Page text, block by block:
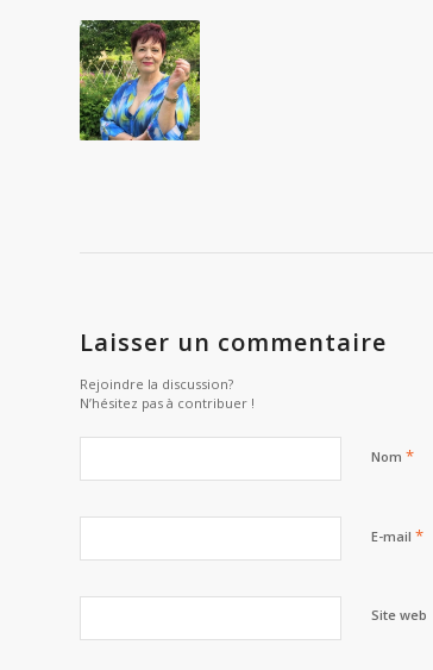
Laisser un commentaire
Rejoindre la discussion?
N’hésitez pas à contribuer !
Nom *
E-mail *
Site web